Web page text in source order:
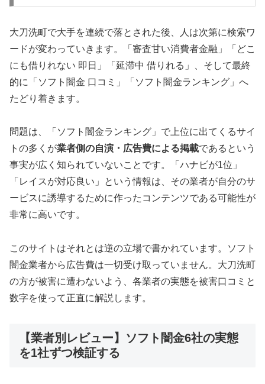
大刀洗町で大手を連続で落とされた後、人は次第に検索ワ
ードが変わっていきます。「審査甘い消費者金融」「どこ
にも借りれない 即日」「延滞中 借りれる」、そして最終
的に「ソフト闇金 口コミ」「ソフト闇金ランキング」へ
たどり着きます。
問題は、「ソフト闇金ランキング」で上位に出てくるサイ
トの多くが業者側の自演・広告費による掲載であるという
事実が広く知られていないことです。「ハナビが1位」
「レイスが対応良い」という情報は、その業者が自分のサ
ービスに誘導するために作ったコンテンツである可能性が
非常に高いです。
このサイトはそれとは逆の立場で書かれています。ソフト
闇金業者から広告費は一切受け取っていません。大刀洗町
の方が被害に遭わないよう、各業者の実態を被害口コミと
数字を使って正直に解説します。
【業者別レビュー】ソフト闇金6社の実態
を1社ずつ検証する